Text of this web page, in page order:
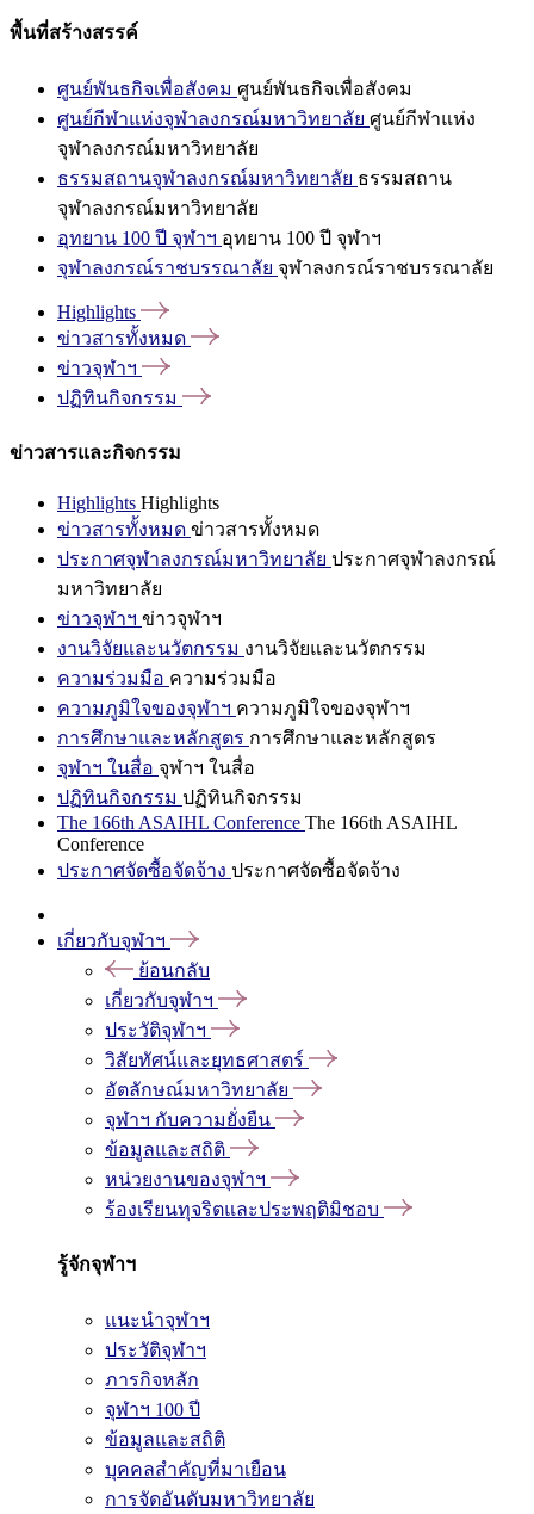
พื้นที่สร้างสรรค์
ศูนย์พันธกิจเพื่อสังคม ศูนย์พันธกิจเพื่อสังคม
ศูนย์กีฬาแห่งจุฬาลงกรณ์มหาวิทยาลัย ศูนย์กีฬาแห่ง
จุฬาลงกรณ์มหาวิทยาลัย
ธรรมสถานจุฬาลงกรณ์มหาวิทยาลัย ธรรมสถาน
จุฬาลงกรณ์มหาวิทยาลัย
อุทยาน 100 ปี จุฬาฯ อุทยาน 100 ปี จุฬาฯ
จุฬาลงกรณ์ราชบรรณาลัย จุฬาลงกรณ์ราชบรรณาลัย
Highlights
ข่าวสารทั้งหมด
ข่าวจุฬาฯ
ปฏิทินกิจกรรม
ข่าวสารและกิจกรรม
Highlights Highlights
ข่าวสารทั้งหมด ข่าวสารทั้งหมด
ประกาศจุฬาลงกรณ์มหาวิทยาลัย ประกาศจุฬาลงกรณ์
มหาวิทยาลัย
ข่าวจุฬาฯ ข่าวจุฬาฯ
งานวิจัยและนวัตกรรม งานวิจัยและนวัตกรรม
ความร่วมมือ ความร่วมมือ
ความภูมิใจของจุฬาฯ ความภูมิใจของจุฬาฯ
การศึกษาและหลักสูตร การศึกษาและหลักสูตร
จุฬาฯ ในสื่อ จุฬาฯ ในสื่อ
ปฏิทินกิจกรรม ปฏิทินกิจกรรม
The 166th ASAIHL Conference The 166th ASAIHL
Conference
ประกาศจัดซื้อจัดจ้าง ประกาศจัดซื้อจัดจ้าง
เกี่ยวกับจุฬาฯ
ย้อนกลับ
เกี่ยวกับจุฬาฯ
ประวัติจุฬาฯ
วิสัยทัศน์และยุทธศาสตร์
อัตลักษณ์มหาวิทยาลัย
จุฬาฯ กับความยั่งยืน
ข้อมูลและสถิติ
หน่วยงานของจุฬาฯ
ร้องเรียนทุจริตและประพฤติมิชอบ
รู้จักจุฬาฯ
แนะนำจุฬาฯ
ประวัติจุฬาฯ
ภารกิจหลัก
จุฬาฯ 100 ปี
ข้อมูลและสถิติ
บุคคลสำคัญที่มาเยือน
การจัดอันดับมหาวิทยาลัย